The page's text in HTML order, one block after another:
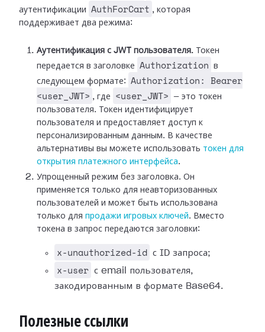
аутентификации
AuthForCart , которая
поддерживает два режима:
Аутентификация с JWT пользователя. Токен
передается в заголовке
Authorization
в
следующем формате:
Authorization: Bearer
<user_JWT> , где <user_JWT>
— это токен
пользователя. Токен идентифицирует
пользователя и предоставляет доступ к
персонализированным данным. В качестве
альтернативы вы можете использовать токен для
открытия платежного интерфейса.
Упрощенный режим без заголовка. Он
применяется только для неавторизованных
пользователей и может быть использована
только для продажи игровых ключей. Вместо
токена в запрос передаются заголовки:
x-unauthorized-id с ID запроса;
x-user с email пользователя,
закодированным в формате Base64.
Полезные ссылки